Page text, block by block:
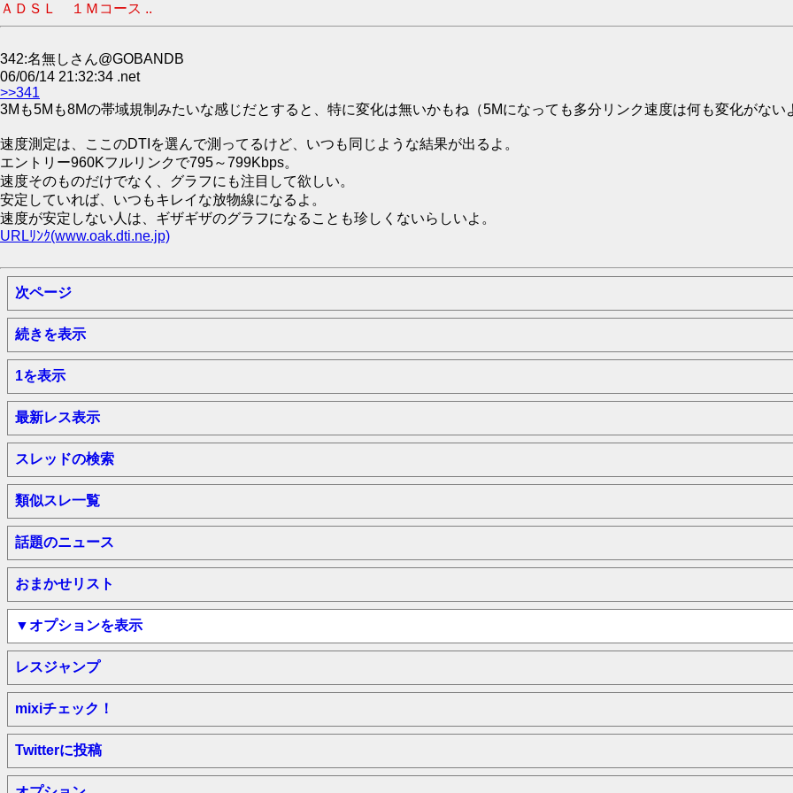
ＡＤＳＬ １Ｍコース ..
342:名無しさん@GOBANDB
06/06/14 21:32:34 .net
>>341
3Mも5Mも8Mの帯域規制みたいな感じだとすると、特に変化は無いかもね（5Mになっても多分リンク速度は何も変化がない
速度測定は、ここのDTIを選んで測ってるけど、いつも同じような結果が出るよ。
エントリー960Kフルリンクで795～799Kbps。
速度そのものだけでなく、グラフにも注目して欲しい。
安定していれば、いつもキレイな放物線になるよ。
速度が安定しない人は、ギザギザのグラフになることも珍しくないらしいよ。
URLﾘﾝｸ(www.oak.dti.ne.jp)
次ページ
続きを表示
1を表示
最新レス表示
スレッドの検索
類似スレ一覧
話題のニュース
おまかせリスト
▼オプションを表示
レスジャンプ
mixiチェック！
Twitterに投稿